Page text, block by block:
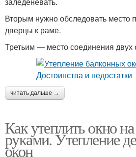
Вторым нужно обследовать место
дверцы к раме.
Третьим — место соединения двух
читать дальше →
Как утеплить окно
руками. Утепление
окон